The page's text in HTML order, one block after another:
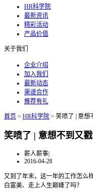
HR科学院
最新资讯
精彩活动
产品价值
关于我们
企业介绍
加入我们
最新动态
渠道合作
推荐有礼
首页 > HR科学院 > 笑喷了 | 意想
笑喷了 | 意想不到又
薪人薪事|
2016-04-28
又到了年末，这一年的工作怎么
白富美、走上人生巅峰了吗？